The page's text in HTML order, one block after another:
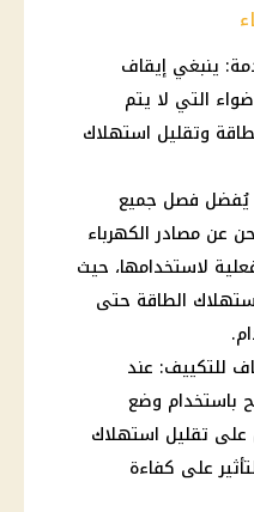
ينبغي إيقاف
التي لا يتم
وتقليل استهلاك
يُفضل فصل جميع
عن مصادر الكهرباء
لاستخدامها، حيث
الطاقة حتى
للتكييف: عند
باستخدام وضع
على تقليل استهلاك
على كفاءة